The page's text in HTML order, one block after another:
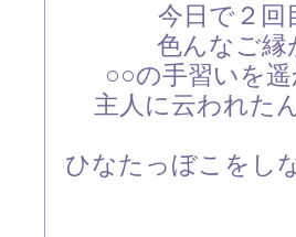
今日で２
色んなご縁
○○の手習いを
主人に云われた
ひなたっぼこをし